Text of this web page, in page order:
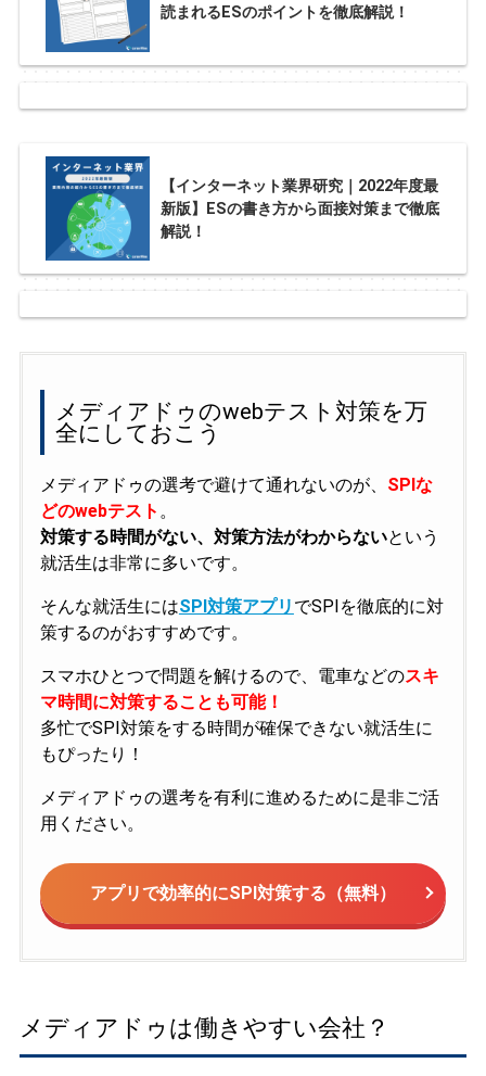
読まれるESのポイントを徹底解説！
【インターネット業界研究｜2022年度最
新版】ESの書き方から面接対策まで徹底
解説！
メディアドゥのwebテスト対策を万
全にしておこう
メディアドゥの選考で避けて通れないのが、 SPIな
どのwebテスト 。
対策する時間がない、対策方法がわからないという
就活生は非常に多いです。
そんな就活生にはSPI対策アプリ でSPIを徹底的に対
策するのがおすすめです。
スマホひとつで問題を解けるので、電車などのスキ
マ時間に対策することも可能！
多忙でSPI対策をする時間が確保できない就活生に
もぴったり！
メディアドゥの選考を有利に進めるために是非ご活
用ください。
アプリで効率的にSPI対策する（無料）
メディアドゥは働きやすい会社？